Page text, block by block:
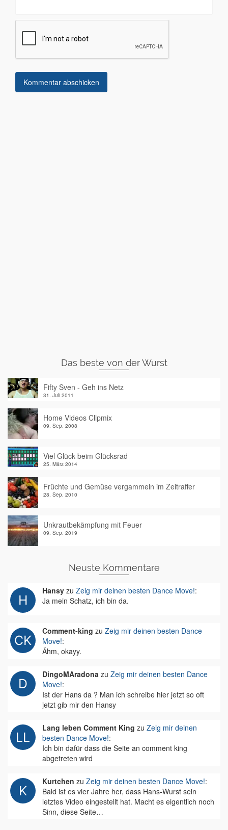
Das beste von der Wurst
Fifty Sven - Geh ins Netz
31. Juli 2011
Home Videos Clipmix
09. Sep. 2008
Viel Glück beim Glücksrad
25. März 2014
Früchte und Gemüse vergammeln im Zeitraffer
28. Sep. 2010
Unkrautbekämpfung mit Feuer
09. Sep. 2019
Neuste Kommentare
Hansy zu Zeig mir deinen besten Dance Move!:
Ja mein Schatz, ich bin da.
Comment-king zu Zeig mir deinen besten Dance
Move!:
Ähm, okayy.
DingoMAradona zu Zeig mir deinen besten Dance
Move!:
Ist der Hans da ? Man ich schreibe hier jetzt so oft
jetzt gib mir den Hansy
Lang leben Comment King zu Zeig mir deinen
besten Dance Move!:
Ich bin dafür dass die Seite an comment king
abgetreten wird
Kurtchen zu Zeig mir deinen besten Dance Move!:
Bald ist es vier Jahre her, dass Hans-Wurst sein
letztes Video eingestellt hat. Macht es eigentlich noch
Sinn, diese Seite…